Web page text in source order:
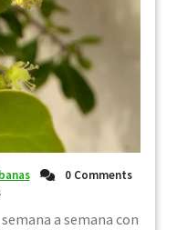
0 Comments
a semana con